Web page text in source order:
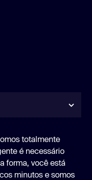
totalmente
é necessário
forma, você está
minutos e somos